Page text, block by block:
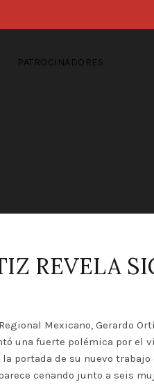
PATROCINADORES
REVELA
Mexicano, Gerardo
una fuerte polémica por el
portada de su nuevo trabajo
cenando junto a seis